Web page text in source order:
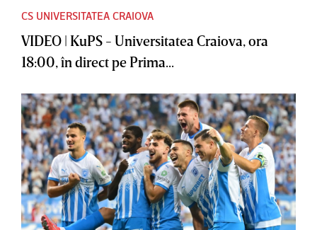
CS UNIVERSITATEA CRAIOVA
VIDEO | KuPS - Universitatea Craiova, ora
18:00, în direct pe Prima...